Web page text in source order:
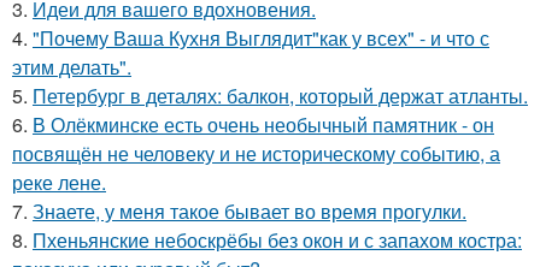
3. Идеи для вашего вдохновения.
4. "Почему Ваша Кухня Выглядит"как у всех" - и что с
этим делать".
5. Петербург в деталях: балкон, который держат атланты.
6. В Олёкминске есть очень необычный памятник - он
посвящён не человеку и не историческому событию, а
реке лене.
7. Знаете, у меня такое бывает во время прогулки.
8. Пхеньянские небоскрёбы без окон и с запахом костра: